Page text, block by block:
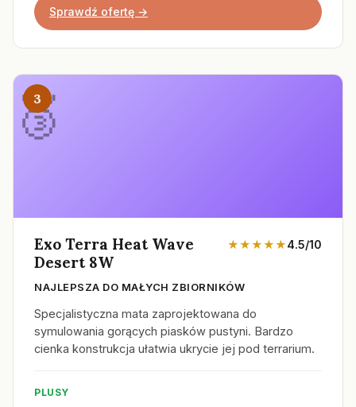
Sprawdź ofertę →
3
Exo Terra Heat Wave
Desert 8W
★★★★★4.5/10
NAJLEPSZA DO MAŁYCH ZBIORNIKÓW
Specjalistyczna mata zaprojektowana do
symulowania gorących piasków pustyni. Bardzo
cienka konstrukcja ułatwia ukrycie jej pod terrarium.
PLUSY